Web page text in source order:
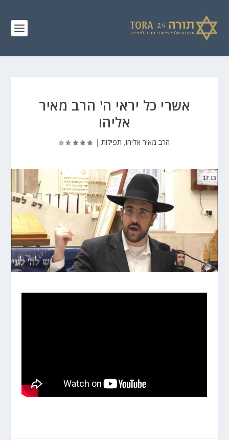
אשרי כל יראי ה' הרב מאיר
אליהו
הרב מאיר אליהו, תפילות |